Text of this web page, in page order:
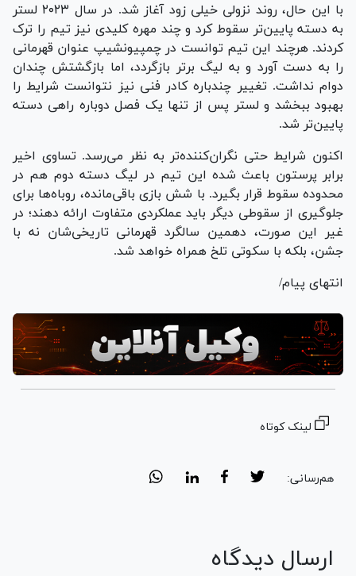
با این حال، روند نزولی خیلی زود آغاز شد. در سال ۲۰۲۳ لستر
به دسته پایین‌تر سقوط کرد و چند مهره کلیدی نیز تیم را ترک
کردند. هرچند این تیم توانست در چمپیونشیپ عنوان قهرمانی
را به دست آورد و به لیگ برتر بازگردد، اما بازگشتش چندان
دوام نداشت. تغییر چندباره کادر فنی نیز نتوانست شرایط را
بهبود ببخشد و لستر پس از تنها یک فصل دوباره راهی دسته
پایین‌تر شد.
اکنون شرایط حتی نگران‌کننده‌تر به نظر می‌رسد. تساوی اخیر
برابر پرستون باعث شده این تیم در لیگ دسته دوم هم در
محدوده سقوط قرار بگیرد. با شش بازی باقی‌مانده، روباه‌ها برای
جلوگیری از سقوطی دیگر باید عملکردی متفاوت ارائه دهند؛ در
غیر این صورت، دهمین سالگرد قهرمانی تاریخی‌شان نه با
جشن، بلکه با سکوتی تلخ همراه خواهد شد.
انتهای پیام/
لینک کوتاه
هم‌رسانی:
ارسال دیدگاه